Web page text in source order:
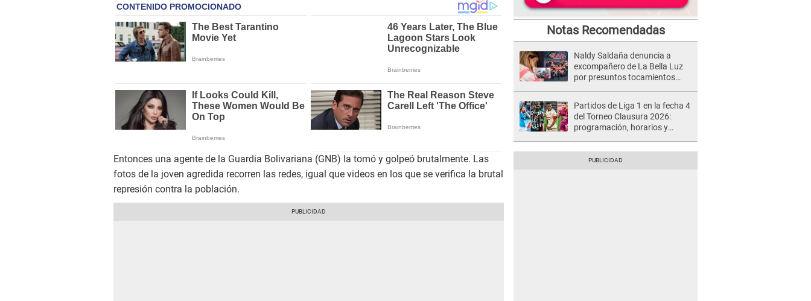
Entonces una agente de la Guardia Bolivariana (GNB) la tomó y golpeó brutalmente. Las
fotos de la joven agredida recorren las redes, igual que videos en los que se verifica la brutal
represión contra la población.
Notas Recomendadas
Naldy Saldaña denuncia a
excompañero de La Bella Luz
por presuntos tocamientos
Partidos de Liga 1 en la fecha 4
del Torneo Clausura 2026:
programación, horarios y